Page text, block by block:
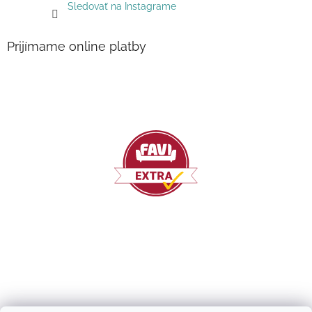
Sledovať na Instagrame
Prijímame online platby